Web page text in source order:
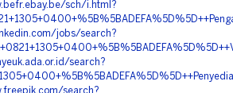
sch/i.html?
jobs/search?
search?
search?